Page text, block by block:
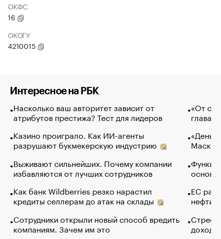
ОКФС
16
ОКОГУ
4210015
Интересное на РБК
Насколько ваш авторитет зависит от
атрибутов престижа? Тест для лидеров
Казино проиграло. Как ИИ-агенты
разрушают букмекерскую индустрию
Выживают сильнейших. Почему компании
избавляются от лучших сотрудников
Как банк Wildberries резко нарастил
кредиты селлерам до атак на склады
Сотрудники открыли новый способ вредить
компаниям. Зачем им это
«От
глава
Маск в
основ
ЕС
нефти